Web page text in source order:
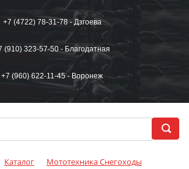
+7 (4722) 78-31-78 - Дзгоева
(910) 323-57-50 - Благодатная
+7 (960) 622-11-45 - Воронеж
Каталог
Мототехника Снегоходы